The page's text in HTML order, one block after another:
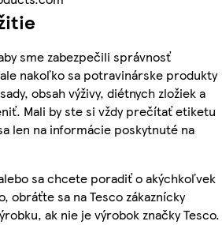
sme zabezpečili správnosť
nakoľko sa potravinárske produkty
obsah výživy, diétnych zložiek a
Mali by ste si vždy prečítať etiketu
len na informácie poskytnuté na
sa chcete poradiť o akýchkoľvek
obráťte sa na Tesco zákaznícky
ak nie je výrobok značky Tesco.